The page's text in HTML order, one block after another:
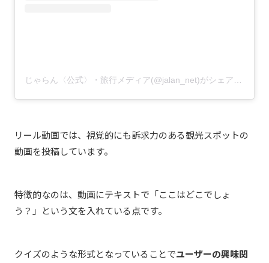
じゃらん〈公式〉・旅行メディア(@jalan_net)がシェアした投稿
リール動画では、視覚的にも訴求力のある観光スポットの
動画を投稿しています。
特徴的なのは、動画にテキストで「ここはどこでしょ
う？」という文を入れている点です。
クイズのような形式となっていることでユーザーの興味関